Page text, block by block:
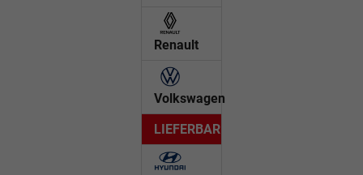
Renault
Volkswagen
LIEFERBAR